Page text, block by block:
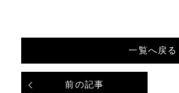
前の記事
一覧へ戻る